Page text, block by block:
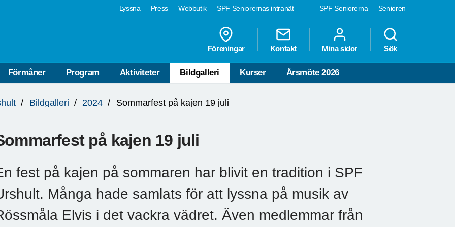
SPF Seniorerna Senioren
Lyssna Press Webbutik SPF Seniorernas intranät
Föreningar Kontakt Mina sidor Sök
Förmåner Program Aktiviteter Bildgalleri Kurser Årsmöte 2026
Bildgalleri 2024 Sommarfest på kajen 19 juli
på kajen 19 juli
fest på kajen på sommaren har blivit en tradition i SPF
Många hade samlats för att lyssna på musik av
Elvis i det vackra vädret. Även medlemmar från